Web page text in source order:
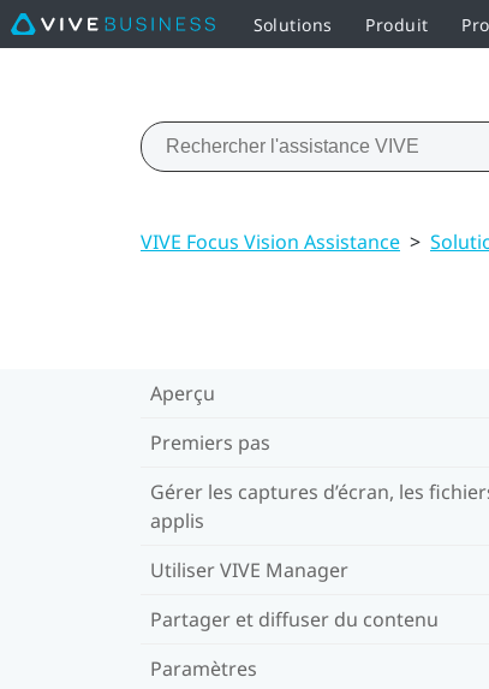
Solutions Produit
VIVE Focus Vision Assistance >
Aperçu
Premiers pas
Gérer les captures d’écran, les
applis
Utiliser VIVE Manager
Partager et diffuser du contenu
Paramètres